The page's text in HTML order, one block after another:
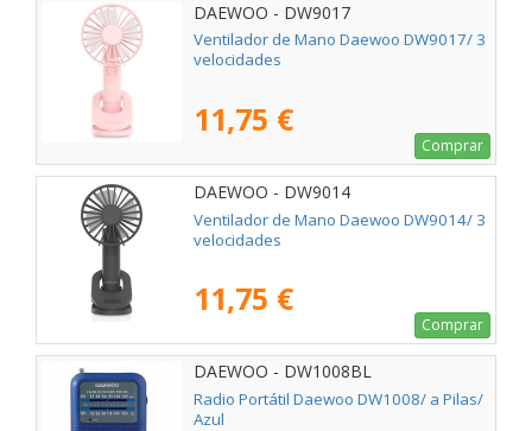
DAEWOO - DW9017
Ventilador de Mano Daewoo DW9017/ 3
velocidades
11,75 €
Comprar
DAEWOO - DW9014
Ventilador de Mano Daewoo DW9014/ 3
velocidades
11,75 €
Comprar
DAEWOO - DW1008BL
Radio Portátil Daewoo DW1008/ a Pilas/
Azul